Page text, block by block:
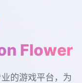
Flower
的游戏平台，为